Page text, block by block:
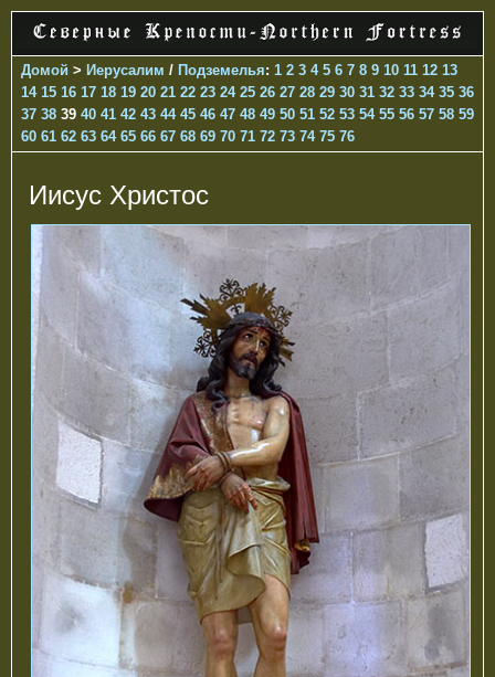
Домой > Иерусалим / Подземелья: 1 2 3 4 5 6 7 8 9 10 11 12 13
14 15 16 17 18 19 20 21 22 23 24 25 26 27 28 29 30 31 32 33 34 35 36
37 38 39 40 41 42 43 44 45 46 47 48 49 50 51 52 53 54 55 56 57 58 59
60 61 62 63 64 65 66 67 68 69 70 71 72 73 74 75 76
Иисус Христос